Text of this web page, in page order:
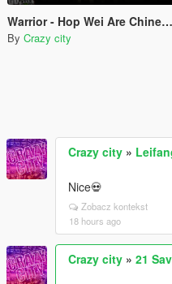
Warrior - Hop Wei Are Chinese Tongs Gangs
By Crazy city
Crazy city »
Nice💀
Zobacz kontekst
18 hours ago
Crazy city » 21